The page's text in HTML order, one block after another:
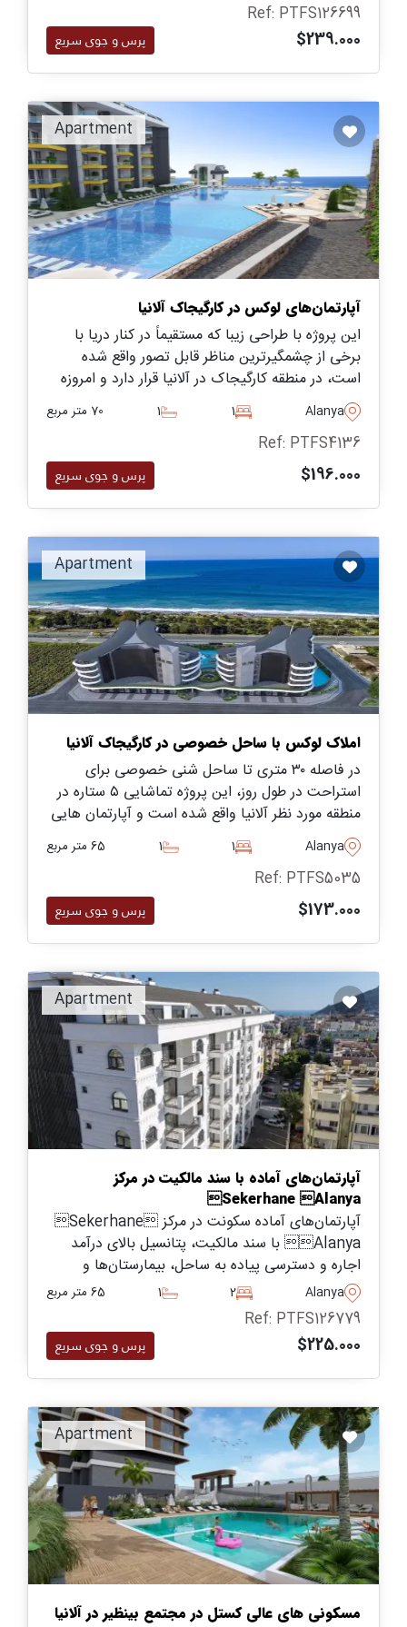
Ref: PTFS126699
$239.000 پرس و جوی سریع
Apartment
آپارتمان‌های لوکس در کارگیجاک آلانیا
این پروژه با طراحی زیبا که مستقیماً در کنار دریا با
برخی از چشمگیرترین مناظر قابل تصور واقع شده
است، در منطقه کارگیجاک در آلانیا قرار دارد و امروزه
واحدها با شرایط پرداخت عالی برای انتخاب در
دسترس میباشند.
Alanya
1
1 70 متر مربع
Ref: PTFS4136
$196.000 پرس و جوی سریع
Apartment
املاک لوکس با ساحل خصوصی در کارگیجاک آلانیا
در فاصله ۳۰ متری تا ساحل شنی خصوصی برای
استراحت در طول روز، این پروژه تماشایی ۵ ستاره در
منطقه مورد نظر آلانیا واقع شده است و آپارتمان هایی
را برای فروش در اندازه های حداکثر چهار خوابه ارائه
می دهد.
Alanya
1
1 65 متر مربع
Ref: PTFS5035
$173.000 پرس و جوی سریع
Apartment
آپارتمان‌های آماده با سند مالکیت در مرکز
Sekerhane Alanya
آپارتمان‌های آماده سکونت در مرکز Sekerhane
Alanya با سند مالکیت، پتانسیل بالای درآمد
اجاره و دسترسی پیاده به ساحل، بیمارستان‌ها و
فروشگاه‌ها. ایده‌آل برای سرمایه‌گذاری یا زندگی شهری
در تمام طول سال.
Alanya
2
1 65 متر مربع
Ref: PTFS126779
$225.000 پرس و جوی سریع
Apartment
مسکونی های عالی کستل در مجتمع بینظیر در آلانیا